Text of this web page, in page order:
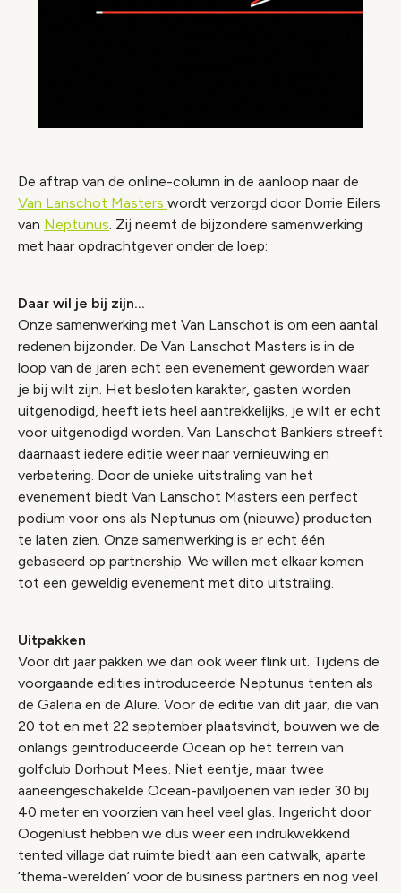
De aftrap van de online-column in de aanloop naar de
Van Lanschot Masters wordt verzorgd door Dorrie Eilers
van Neptunus. Zij neemt de bijzondere samenwerking
met haar opdrachtgever onder de loep:
Daar wil je bij zijn...
Onze samenwerking met Van Lanschot is om een aantal
redenen bijzonder. De Van Lanschot Masters is in de
loop van de jaren echt een evenement geworden waar
je bij wilt zijn. Het besloten karakter, gasten worden
uitgenodigd, heeft iets heel aantrekkelijks, je wilt er echt
voor uitgenodigd worden. Van Lanschot Bankiers streeft
daarnaast iedere editie weer naar vernieuwing en
verbetering. Door de unieke uitstraling van het
evenement biedt Van Lanschot Masters een perfect
podium voor ons als Neptunus om (nieuwe) producten
te laten zien. Onze samenwerking is er echt één
gebaseerd op partnership. We willen met elkaar komen
tot een geweldig evenement met dito uitstraling.
Uitpakken
Voor dit jaar pakken we dan ook weer flink uit. Tijdens de
voorgaande edities introduceerde Neptunus tenten als
de Galeria en de Alure. Voor de editie van dit jaar, die van
20 tot en met 22 september plaatsvindt, bouwen we de
onlangs geintroduceerde Ocean op het terrein van
golfclub Dorhout Mees. Niet eentje, maar twee
aaneengeschakelde Ocean-paviljoenen van ieder 30 bij
40 meter en voorzien van heel veel glas. Ingericht door
Oogenlust hebben we dus weer een indrukwekkend
tented village dat ruimte biedt aan een catwalk, aparte
‘thema-werelden’ voor de business partners en nog veel